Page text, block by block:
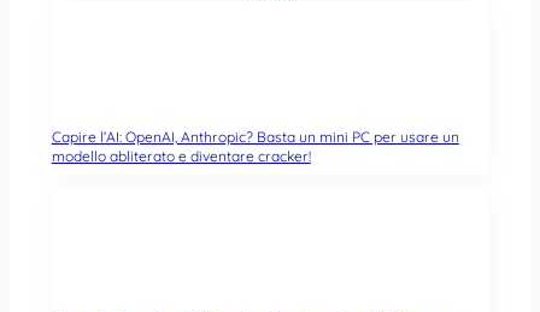
Capire l’AI: OpenAI, Anthropic? Basta un mini PC per usare un
modello abliterato e diventare cracker!